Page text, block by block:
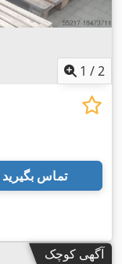
1 /2
تماس بگیرید
آگهی کوچک